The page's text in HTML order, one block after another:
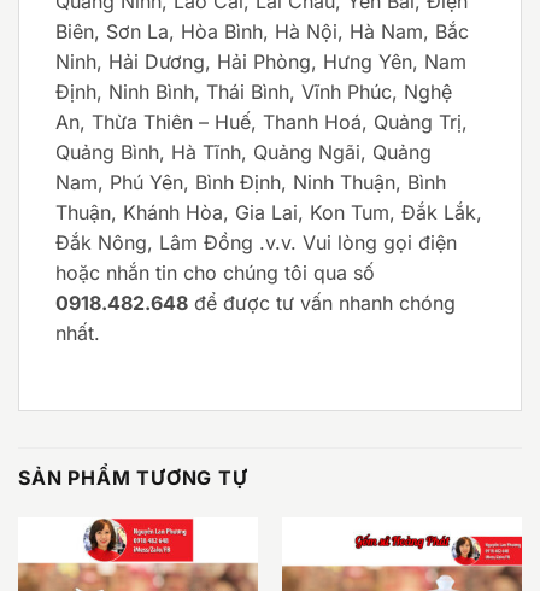
Biên, Sơn La, Hòa Bình, Hà Nội, Hà Nam, Bắc
Ninh, Hải Dương, Hải Phòng, Hưng Yên, Nam
Định, Ninh Bình, Thái Bình, Vĩnh Phúc, Nghệ
An, Thừa Thiên – Huế, Thanh Hoá, Quảng Trị,
Quảng Bình, Hà Tĩnh, Quảng Ngãi, Quảng
Nam, Phú Yên, Bình Định, Ninh Thuận, Bình
Thuận, Khánh Hòa, Gia Lai, Kon Tum, Đắk Lắk,
Đắk Nông, Lâm Đồng .v.v. Vui lòng gọi điện
hoặc nhắn tin cho chúng tôi qua số
0918.482.648 để được tư vấn nhanh chóng
nhất.
SẢN PHẨM TƯƠNG TỰ